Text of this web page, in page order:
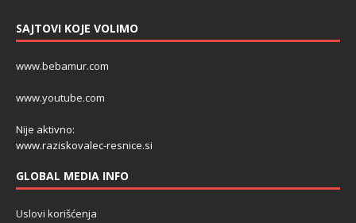
SAJTOVI KOJE VOLIMO
www.bebamur.com
www.youtube.com
Nije aktivno:
www.raziskovalec-resnice.si
GLOBAL MEDIA INFO
Uslovi korišćenja